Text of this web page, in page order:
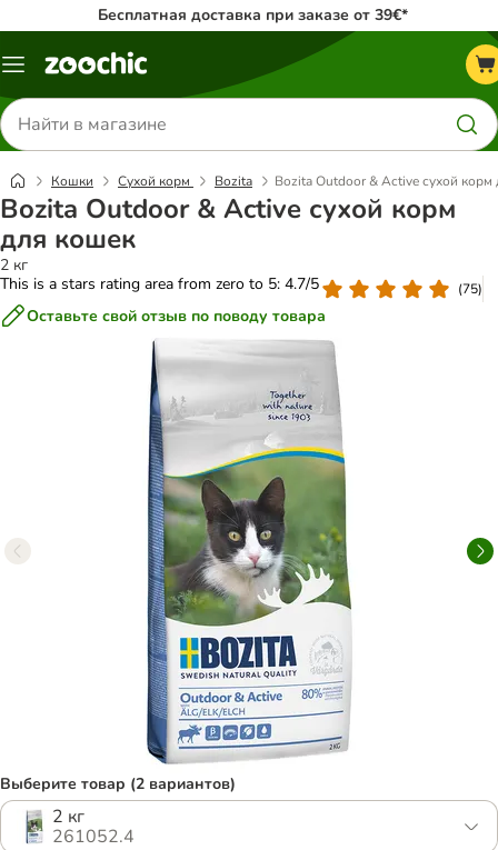
Бесплатная доставка при заказе от 39€*
Каталог
Поиск
товаров
Кошки Сухой корм Bozita Bozita Outdoor & Active сухой корм
Bozita Outdoor & Active сухой корм
для кошек
2 кг
This is a stars rating area from zero to 5: 4.7/5
(75)
Оставьте свой отзыв по поводу товара
Выберите товар (2 вариантов)
2 кг
261052.4